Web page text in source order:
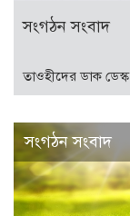
সংগঠন সংবাদ
তাওহীদের ডাক ডেস্ক
সংগঠন সংবাদ